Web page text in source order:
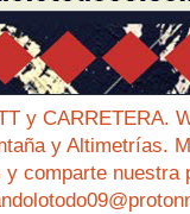
y
y Altimetrías.
comparte